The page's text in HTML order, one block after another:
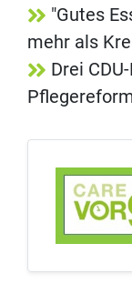
"Gutes
mehr als
Drei